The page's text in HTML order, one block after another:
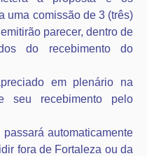
uma comissão de 3 (três)
parecer, dentro de
do recebimento do
em plenário na
seu recebimento pelo
automaticamente
fora de Fortaleza ou da